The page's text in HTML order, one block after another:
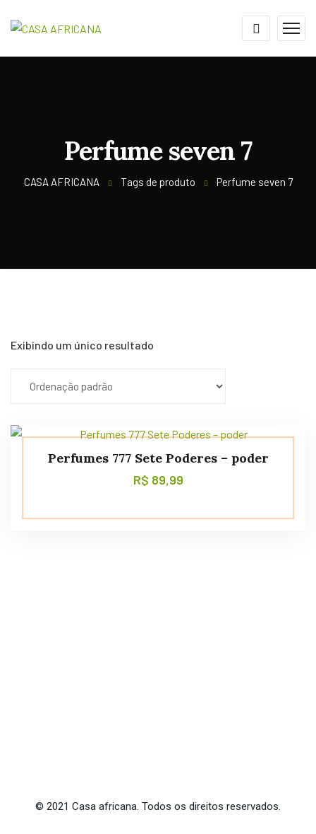
Perfume seven 7
CASA AFRICANA Tags de produto Perfume seven 7
Exibindo um único resultado
Perfumes 777 Sete Poderes – poder
R$ 89,99
© 2021 Casa africana. Todos os direitos reservados.